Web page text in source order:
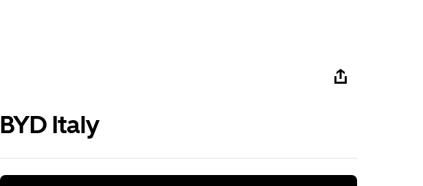
BYD Italy